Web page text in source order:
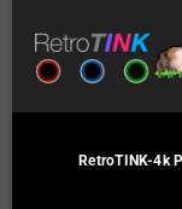
RetroTINK-4k